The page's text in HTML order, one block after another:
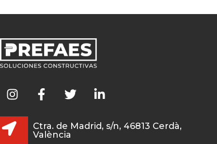
Ctra. de Madrid, s/n, 46813 Cerdà,
València